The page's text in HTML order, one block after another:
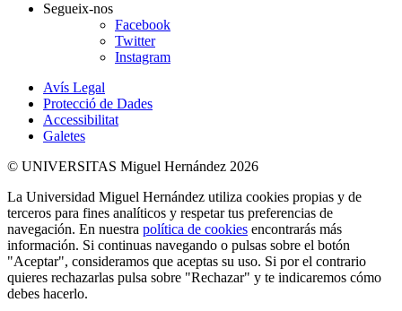
Segueix-nos
Facebook
Twitter
Instagram
Avís Legal
Protecció de Dades
Accessibilitat
Galetes
© UNIVERSITAS Miguel Hernández 2026
La Universidad Miguel Hernández utiliza cookies propias y de
terceros para fines analíticos y respetar tus preferencias de
navegación. En nuestra política de cookies encontrarás más
información. Si continuas navegando o pulsas sobre el botón
"Aceptar", consideramos que aceptas su uso. Si por el contrario
quieres rechazarlas pulsa sobre "Rechazar" y te indicaremos cómo
debes hacerlo.